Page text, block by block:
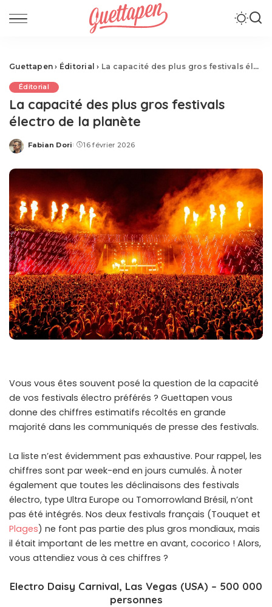
Guettapen › Éditorial › La capacité des plus gros festivals électro de la planète
Éditorial
La capacité des plus gros festivals
électro de la planète
Posted
Fabian Dori 16 février 2026
Vous vous êtes souvent posé la question de la capacité
de vos festivals électro préférés ? Guettapen vous
donne des chiffres estimatifs récoltés en grande
majorité dans les communiqués de presse des festivals.
La liste n’est évidemment pas exhaustive. Pour rappel, les
chiffres sont par week-end en jours cumulés. À noter
également que toutes les déclinaisons des festivals
électro, type Ultra Europe ou Tomorrowland Brésil, n’ont
pas été intégrés. Nos deux festivals français (Touquet et
Plages) ne font pas partie des plus gros mondiaux, mais
il était important de les mettre en avant, cocorico ! Alors,
vous attendiez vous à ces chiffres ?
Electro Daisy Carnival, Las Vegas (USA) – 500 000
personnes